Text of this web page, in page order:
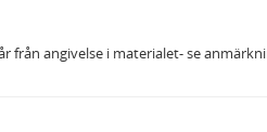
angivelse i materialet- se